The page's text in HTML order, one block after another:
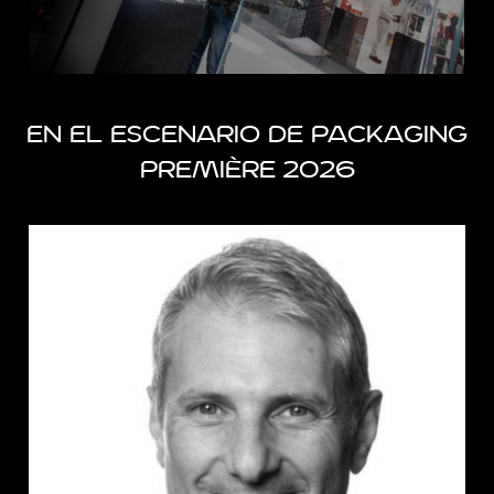
EN EL ESCENARIO DE PACKAGING
PREMIÈRE 2026